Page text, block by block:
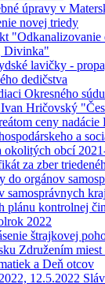
úpravy v
novej triedy
Divinka"
lavičky -
dedičstva
Okresného
Hričovský
ceny nadácie
a
okolitých obcí
za zber
do orgánov
samosprávnych
plánu kontrolnej
2022
štrajkovej
Združením
a Deň otcov
12.5.2022